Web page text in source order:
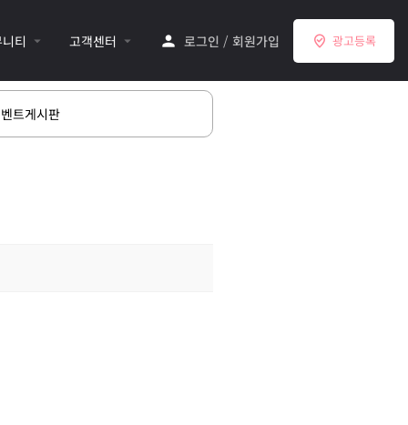
티 고객센터 로그인 / 회원가입 광고등록
트게시판